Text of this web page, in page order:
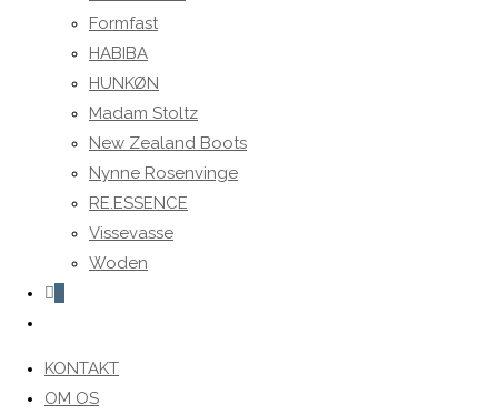
Formfast
HABIBA
HUNKØN
Madam Stoltz
New Zealand Boots
Nynne Rosenvinge
RE.ESSENCE
Vissevasse
Woden
0
search
KONTAKT
OM OS